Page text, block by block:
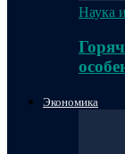
Наука
Экономика